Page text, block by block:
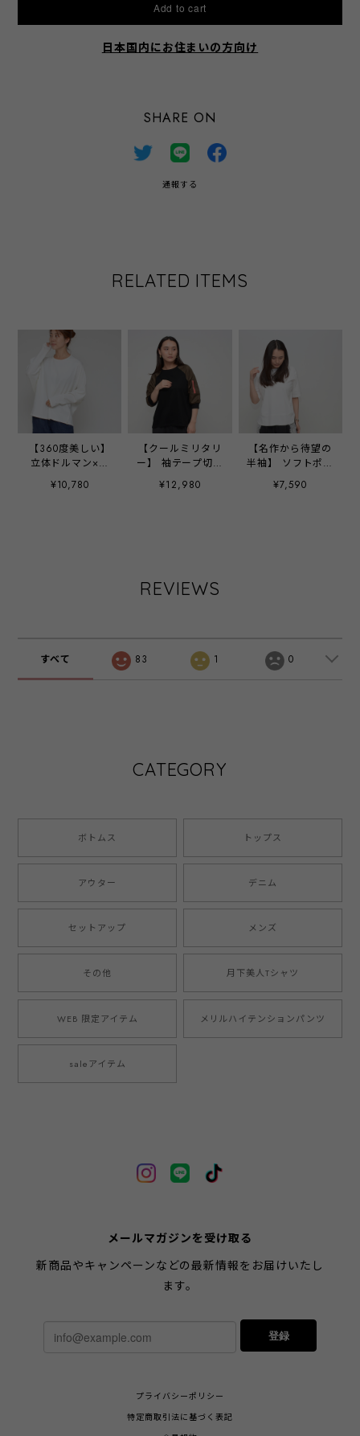
Add to cart
日本国内にお住まいの方向け
SHARE ON
通報する
RELATED ITEMS
【360度美しい】
立体ドルマン×コ
クーントップス
- LER-2564 オフ-
¥10,780
【クールミリタリ
ー】 袖テープ切替
カットソー ‐
LEO-2652 ブラッ
¥12,980
【名作から待望の
半袖】 ソフトポン
チバックスリット
Tシャツ ‐ LER-
¥7,590
REVIEWS
すべて 83 1 0
CATEGORY
ボトムス トップス
アウター デニム
セットアップ メンズ
その他 月下美人Tシャツ
WEB 限定アイテム メリルハイテンションパンツ
saleアイテム
メールマガジンを受け取る
新商品やキャンペーンなどの最新情報をお届けいたし
ます。
登録
プライバシーポリシー
特定商取引法に基づく表記